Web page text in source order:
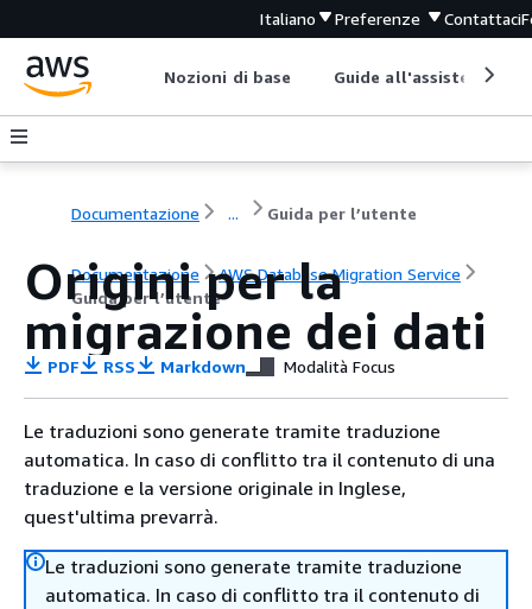
Italiano Preferenze Contattaci
Nozioni di base Guide all'assistenza
Documentazione ... Guida per l’utente
Documentazione
AWS Database Migration Service
Guida per l’utente
Origini per la
migrazione dei dati
PDF RSS Markdown Modalità Focus
Le traduzioni sono generate tramite traduzione
automatica. In caso di conflitto tra il contenuto di una
traduzione e la versione originale in Inglese,
quest'ultima prevarrà.
Le traduzioni sono generate tramite traduzione
automatica. In caso di conflitto tra il contenuto di